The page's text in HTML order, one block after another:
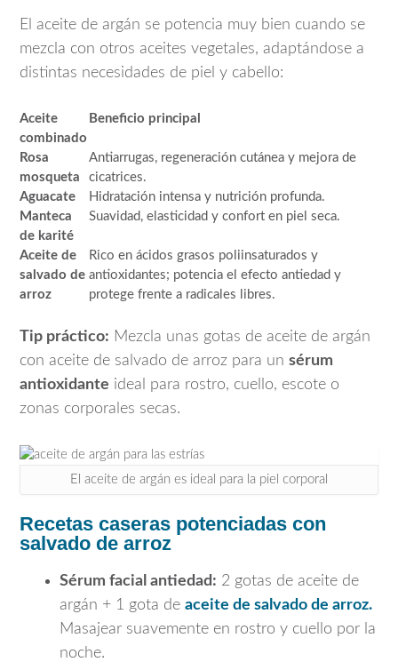
El aceite de argán se potencia muy bien cuando se
mezcla con otros aceites vegetales, adaptándose a
distintas necesidades de piel y cabello:
Aceite
combinado
Beneficio principal
Rosa
mosqueta
Antiarrugas, regeneración cutánea y mejora de
cicatrices.
Aguacate
Hidratación intensa y nutrición profunda.
Manteca
de karité
Suavidad, elasticidad y confort en piel seca.
Aceite de
salvado de
arroz
Rico en ácidos grasos poliinsaturados y
antioxidantes; potencia el efecto antiedad y
protege frente a radicales libres.
Tip práctico: Mezcla unas gotas de aceite de argán
con aceite de salvado de arroz para un sérum
antioxidante ideal para rostro, cuello, escote o
zonas corporales secas.
El aceite de argán es ideal para la piel corporal
Recetas caseras potenciadas con
salvado de arroz
Sérum facial antiedad: 2 gotas de aceite de
argán + 1 gota de aceite de salvado de arroz.
Masajear suavemente en rostro y cuello por la
noche.